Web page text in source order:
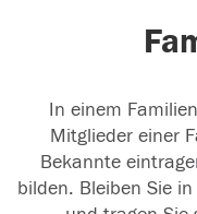
In einem
Mitglieder einer
Bekannte
bilden. Bleiben Sie